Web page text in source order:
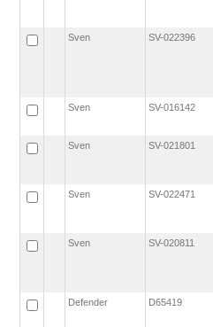
Sven SV-022396
Sven SV-016142
Sven SV-021801
Sven SV-022471
Sven SV-020811
Defender D65419